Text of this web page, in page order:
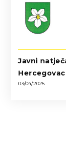
Javni
Hercegovac
03/04/2026